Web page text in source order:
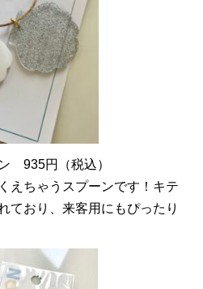
935円（税込）
えちゃうスプーンです！キテ
ており、来客用にもぴったり